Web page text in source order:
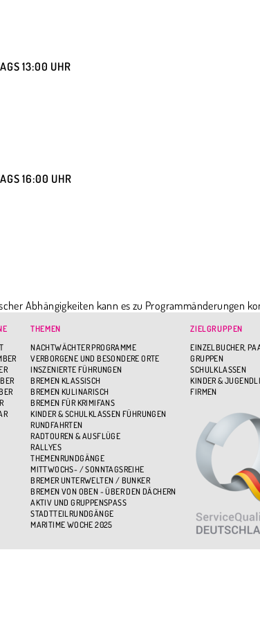
13:00 UHR
16:00 UHR
Abhängigkeiten kann es zu Programmänderungen
THEMEN
NACHTWÄCHTER PROGRAMME
VERBORGENE UND BESONDERE ORTE
INSZENIERTE FÜHRUNGEN
BREMEN KLASSISCH
BREMEN KULINARISCH
BREMEN FÜR KRIMIFANS
KINDER & SCHULKLASSEN FÜHRUNGEN
RUNDFAHRTEN
RADTOUREN & AUSFLÜGE
RALLYES
THEMENRUNDGÄNGE
MITTWOCHS- / SONNTAGSREIHE
BREMER UNTERWELTEN / BUNKER
BREMEN VON OBEN - ÜBER DEN DÄCHERN
AKTIV UND GRUPPENSPASS
STADTTEILRUNDGÄNGE
MARITIME WOCHE 2025
ZIELGRUPPEN
EINZELBUCHER,
GRUPPEN
SCHULKLASSEN
KINDER &
FIRMEN